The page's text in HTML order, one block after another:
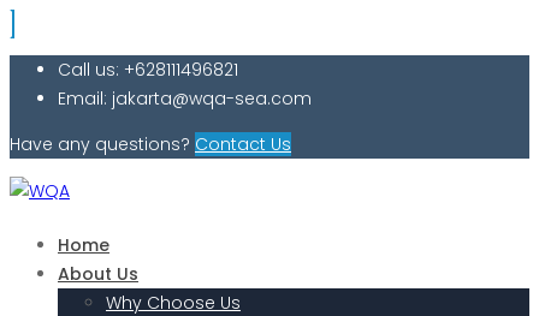
Call us: +628111496821
Email: jakarta@wqa-sea.com
Have any questions? Contact Us
Home
About Us
Why Choose Us